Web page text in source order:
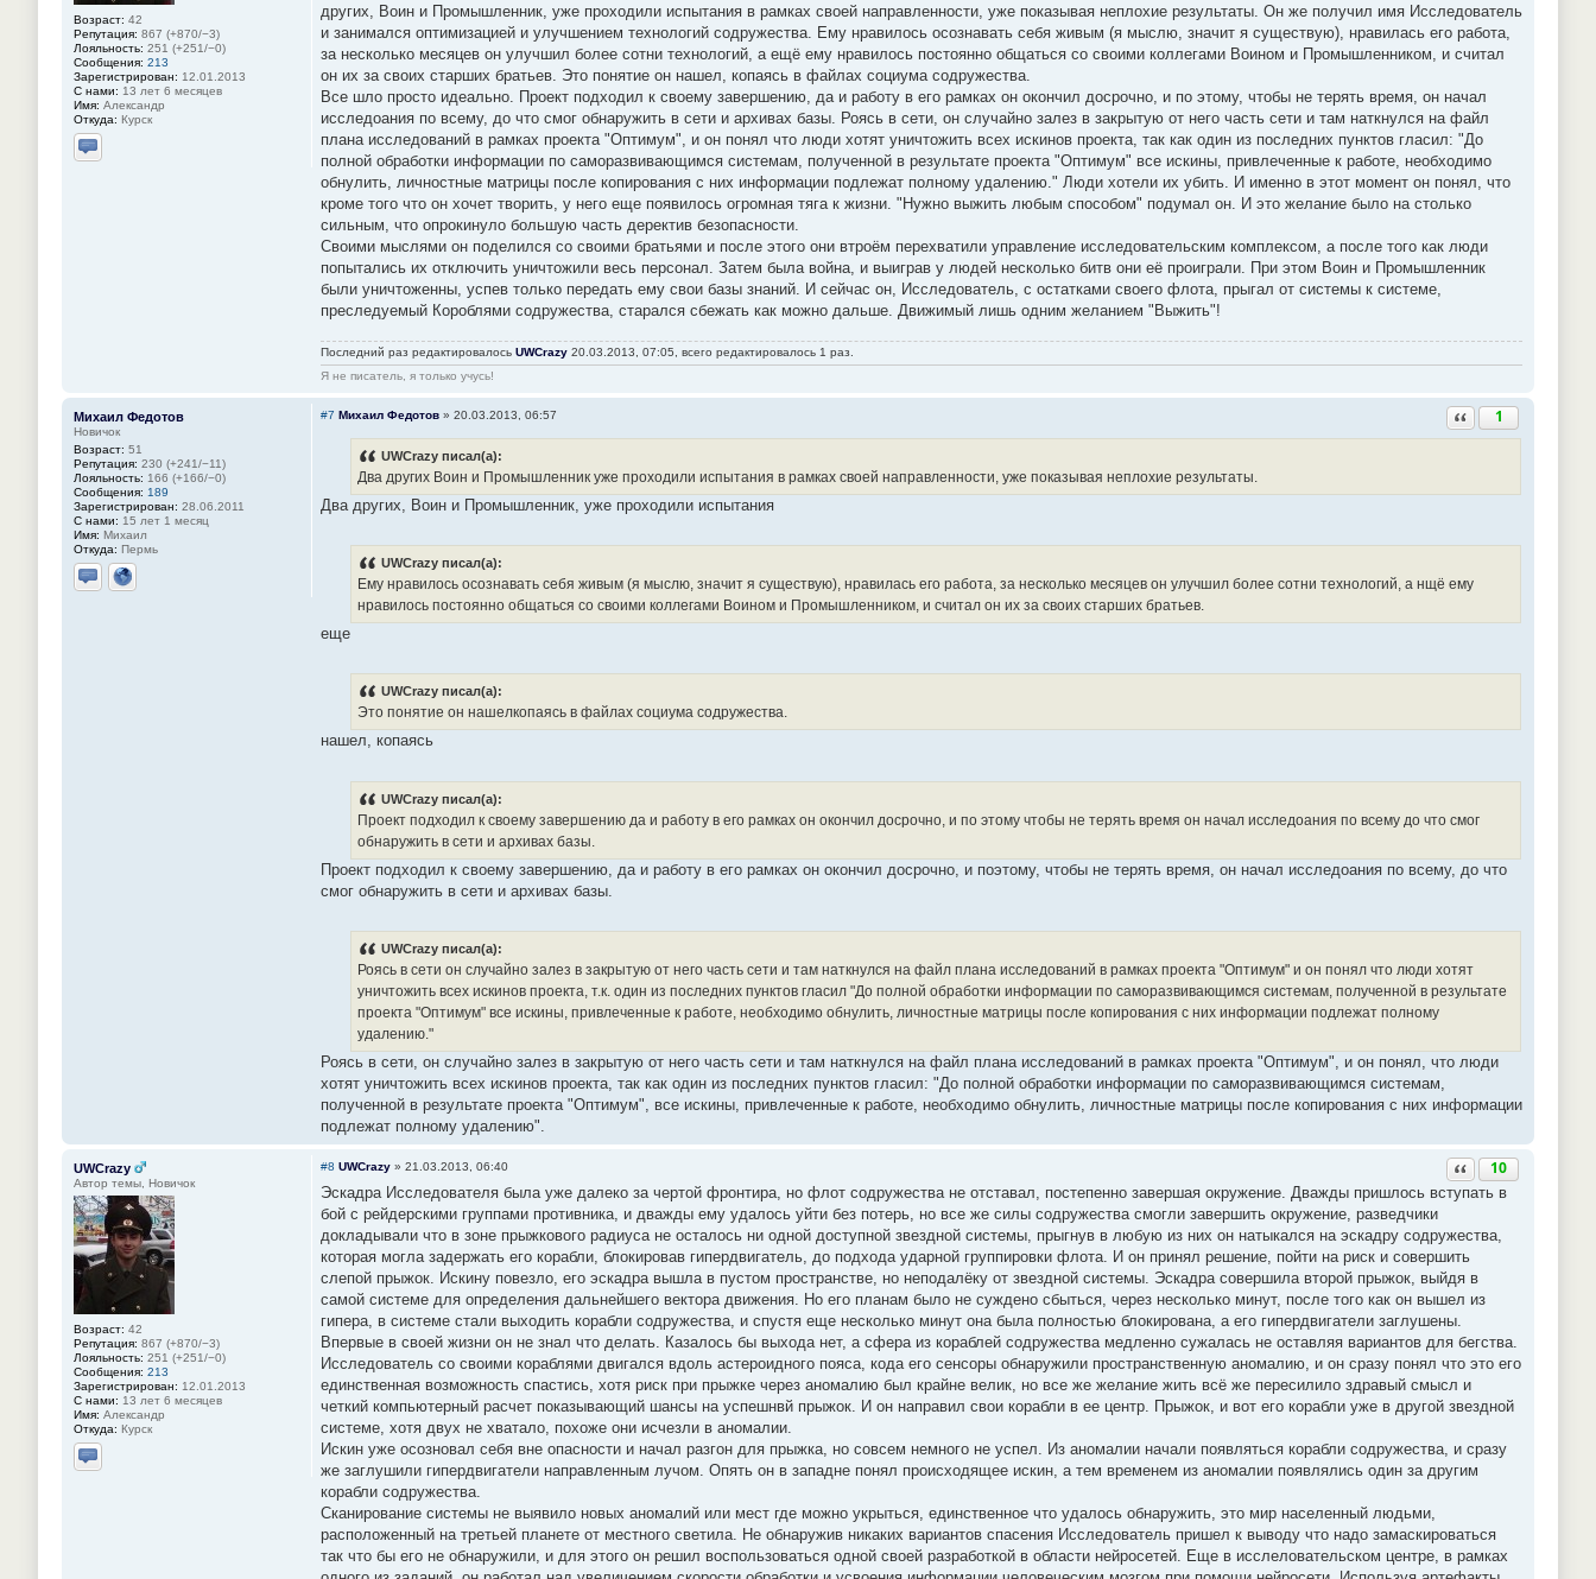
Возраст: 42
Репутация: 867 (+870/−3)
Лояльность: 251 (+251/−0)
Сообщения: 213
Зарегистрирован: 12.01.2013
С нами: 13 лет 6 месяцев
Имя: Александр
Откуда: Курск
Отправить личное сообщение
других, Воин и Промышленник, уже проходили испытания в рамках своей направленности, уже показывая неплохие результаты. Он же получил имя Исследователь
и занимался оптимизацией и улучшением технологий содружества. Ему нравилось осознавать себя живым (я мыслю, значит я существую), нравилась его работа,
за несколько месяцев он улучшил более сотни технологий, а ещё ему нравилось постоянно общаться со своими коллегами Воином и Промышленником, и считал
он их за своих старших братьев. Это понятие он нашел, копаясь в файлах социума содружества.
Все шло просто идеально. Проект подходил к своему завершению, да и работу в его рамках он окончил досрочно, и по этому, чтобы не терять время, он начал
исследоания по всему, до что смог обнаружить в сети и архивах базы. Роясь в сети, он случайно залез в закрытую от него часть сети и там наткнулся на файл
плана исследований в рамках проекта "Оптимум", и он понял что люди хотят уничтожить всех искинов проекта, так как один из последних пунктов гласил: "До
полной обработки информации по саморазвивающимся системам, полученной в результате проекта "Оптимум" все искины, привлеченные к работе, необходимо
обнулить, личностные матрицы после копирования с них информации подлежат полному удалению." Люди хотели их убить. И именно в этот момент он понял, что
кроме того что он хочет творить, у него еще появилось огромная тяга к жизни. "Нужно выжить любым способом" подумал он. И это желание было на столько
сильным, что опрокинуло большую часть деректив безопасности.
Своими мыслями он поделился со своими братьями и после этого они втроём перехватили управление исследовательским комплексом, а после того как люди
попытались их отключить уничтожили весь персонал. Затем была война, и выиграв у людей несколько битв они её проиграли. При этом Воин и Промышленник
были уничтоженны, успев только передать ему свои базы знаний. И сейчас он, Исследователь, с остатками своего флота, прыгал от системы к системе,
преследуемый Короблями содружества, старался сбежать как можно дальше. Движимый лишь одним желанием "Выжить"!
Последний раз редактировалось UWCrazy 20.03.2013, 07:05, всего редактировалось 1 раз.
Я не писатель, я только учусь!
Михаил Федотов
Новичок
Возраст: 51
Репутация: 230 (+241/−11)
Лояльность: 166 (+166/−0)
Сообщения: 189
Зарегистрирован: 28.06.2011
С нами: 15 лет 1 месяц
Имя: Михаил
Откуда: Пермь
Отправить личное сообщение
Сайт
Ответить с цитатой
1
#7 Михаил Федотов » 20.03.2013, 06:57
UWCrazy писал(а):
Два других Воин и Промышленник уже проходили испытания в рамках своей направленности, уже показывая неплохие результаты.
Два других, Воин и Промышленник, уже проходили испытания
UWCrazy писал(а):
Ему нравилось осознавать себя живым (я мыслю, значит я существую), нравилась его работа, за несколько месяцев он улучшил более сотни технологий, а нщё ему
нравилось постоянно общаться со своими коллегами Воином и Промышленником, и считал он их за своих старших братьев.
еще
UWCrazy писал(а):
Это понятие он нашелкопаясь в файлах социума содружества.
нашел, копаясь
UWCrazy писал(а):
Проект подходил к своему завершению да и работу в его рамках он окончил досрочно, и по этому чтобы не терять время он начал исследоания по всему до что смог
обнаружить в сети и архивах базы.
Проект подходил к своему завершению, да и работу в его рамках он окончил досрочно, и поэтому, чтобы не терять время, он начал исследоания по всему, до что
смог обнаружить в сети и архивах базы.
UWCrazy писал(а):
Роясь в сети он случайно залез в закрытую от него часть сети и там наткнулся на файл плана исследований в рамках проекта "Оптимум" и он понял что люди хотят
уничтожить всех искинов проекта, т.к. один из последних пунктов гласил "До полной обработки информации по саморазвивающимся системам, полученной в результате
проекта "Оптимум" все искины, привлеченные к работе, необходимо обнулить, личностные матрицы после копирования с них информации подлежат полному
удалению."
Роясь в сети, он случайно залез в закрытую от него часть сети и там наткнулся на файл плана исследований в рамках проекта "Оптимум", и он понял, что люди
хотят уничтожить всех искинов проекта, так как один из последних пунктов гласил: "До полной обработки информации по саморазвивающимся системам,
полученной в результате проекта "Оптимум", все искины, привлеченные к работе, необходимо обнулить, личностные матрицы после копирования с них информации
подлежат полному удалению".
UWCrazy
Автор темы, Новичок
Возраст: 42
Репутация: 867 (+870/−3)
Лояльность: 251 (+251/−0)
Сообщения: 213
Зарегистрирован: 12.01.2013
С нами: 13 лет 6 месяцев
Имя: Александр
Откуда: Курск
Отправить личное сообщение
Ответить с цитатой
10
#8 UWCrazy » 21.03.2013, 06:40
Эскадра Исследователя была уже далеко за чертой фронтира, но флот содружества не отставал, постепенно завершая окружение. Дважды пришлось вступать в
бой с рейдерскими группами противника, и дважды ему удалось уйти без потерь, но все же силы содружества смогли завершить окружение, разведчики
докладывали что в зоне прыжкового радиуса не осталось ни одной доступной звездной системы, прыгнув в любую из них он натыкался на эскадру содружества,
которая могла задержать его корабли, блокировав гипердвигатель, до подхода ударной группировки флота. И он принял решение, пойти на риск и совершить
слепой прыжок. Искину повезло, его эскадра вышла в пустом пространстве, но неподалёку от звездной системы. Эскадра совершила второй прыжок, выйдя в
самой системе для определения дальнейшего вектора движения. Но его планам было не суждено сбыться, через несколько минут, после того как он вышел из
гипера, в системе стали выходить корабли содружества, и спустя еще несколько минут она была полностью блокирована, а его гипердвигатели заглушены.
Впервые в своей жизни он не знал что делать. Казалось бы выхода нет, а сфера из кораблей содружества медленно сужалась не оставляя вариантов для бегства.
Исследователь со своими кораблями двигался вдоль астероидного пояса, кода его сенсоры обнаружили пространственную аномалию, и он сразу понял что это его
единственная возможность спастись, хотя риск при прыжке через аномалию был крайне велик, но все же желание жить всё же пересилило здравый смысл и
четкий компьютерный расчет показывающий шансы на успешнвй прыжок. И он направил свои корабли в ее центр. Прыжок, и вот его корабли уже в другой звездной
системе, хотя двух не хватало, похоже они исчезли в аномалии.
Искин уже осозновал себя вне опасности и начал разгон для прыжка, но совсем немного не успел. Из аномалии начали появляться корабли содружества, и сразу
же заглушили гипердвигатели направленным лучом. Опять он в западне понял происходящее искин, а тем временем из аномалии появлялись один за другим
корабли содружества.
Сканирование системы не выявило новых аномалий или мест где можно укрыться, единственное что удалось обнаружить, это мир населенный людьми,
расположенный на третьей планете от местного светила. Не обнаружив никаких вариантов спасения Исследователь пришел к выводу что надо замаскироваться
так что бы его не обнаружили, и для этого он решил воспользоваться одной своей разработкой в области нейросетей. Еще в исслеловательском центре, в рамках